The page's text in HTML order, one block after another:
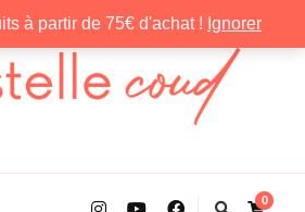
à partir de 75€ d'achat ! Ignorer
0